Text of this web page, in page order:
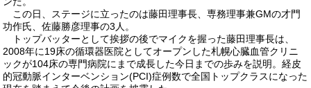
この日、ステージに立ったのは藤田理事長、専務理事兼GMの才門
功作氏、佐藤勝彦理事の3人。
トップバッターとして挨拶の後でマイクを握った藤田理事長は、
2008年に19床の循環器医院としてオープンした札幌心臓血管クリニ
ックが104床の専門病院にまで成長した今日までの歩みを説明。経皮
的冠動脈インターベンション(PCI)症例数で全国トップクラスになった